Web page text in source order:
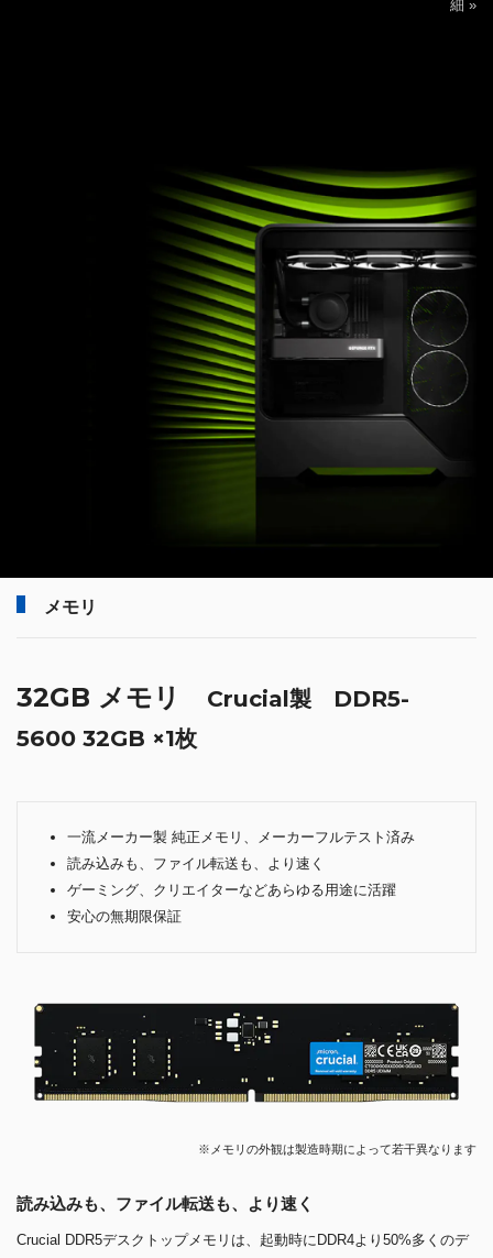
細 »
メモリ
32GB メモリ
Crucial製 DDR5-
5600 32GB ×1枚
一流メーカー製 純正メモリ、メーカーフルテスト済み
読み込みも、ファイル転送も、より速く
ゲーミング、クリエイターなどあらゆる用途に活躍
安心の無期限保証
※メモリの外観は製造時期によって若干異なります
読み込みも、ファイル転送も、より速く
Crucial DDR5デスクトップメモリは、起動時にDDR4より50%多くのデ